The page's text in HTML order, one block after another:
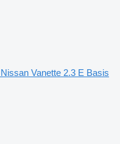
Vanette 2.3 E Basis